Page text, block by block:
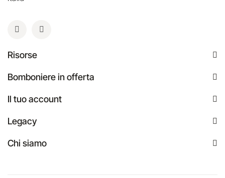
Risorse
Bomboniere in offerta
Il tuo account
Legacy
Chi siamo